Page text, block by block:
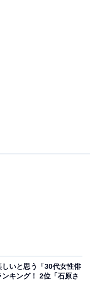
しいと思う「30代女性俳
ンキング！ 2位「石原さ